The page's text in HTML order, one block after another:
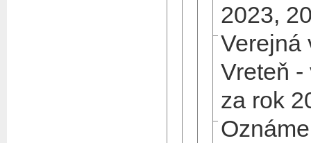
2023,
Verejná
Vreteň -
za rok